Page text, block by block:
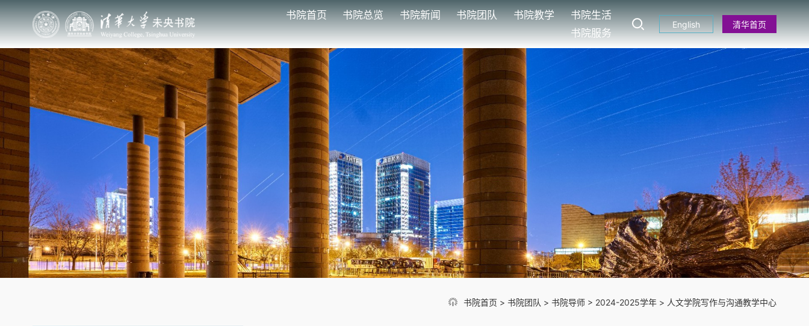
书院首页 书院总览 书院新闻 书院团队 书院教学
书院生活
书院服务
English 清华首页
书院首页 >书院团队 >书院导师 > 2024-2025学年 > 人文学院写作与沟通教学中心